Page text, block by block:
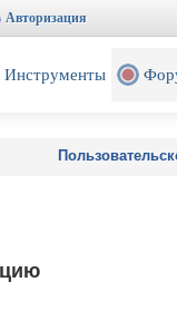
Авторизация
Инструменты